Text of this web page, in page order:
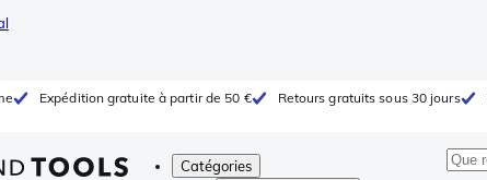
Expédition gratuite à partir de 50 € Retours gratuits sous 30 jours
Catégories